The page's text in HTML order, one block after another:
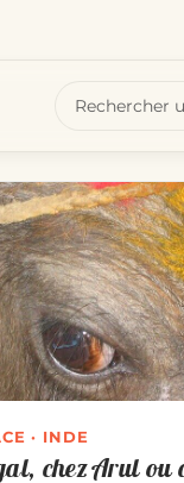
· INDE
chez Arul ou